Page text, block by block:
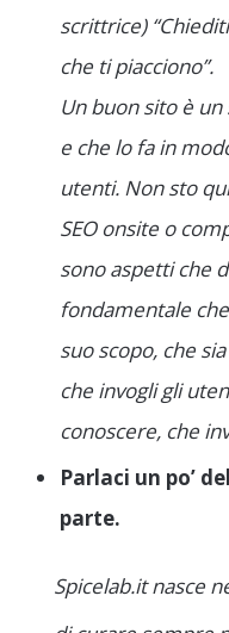
scrittrice)
che ti piacciono”.
Un buon sito è
e che lo fa in
utenti. Non sto
SEO onsite o
sono aspetti che
fondamentale
suo scopo, che
che invogli gli
conoscere, che
Parlaci un po’
parte.
Spicelab.it nasce